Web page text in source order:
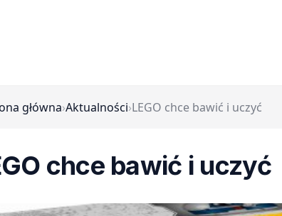
główna›Aktualności›LEGO chce bawić i uczyć
chce bawić i uczyć